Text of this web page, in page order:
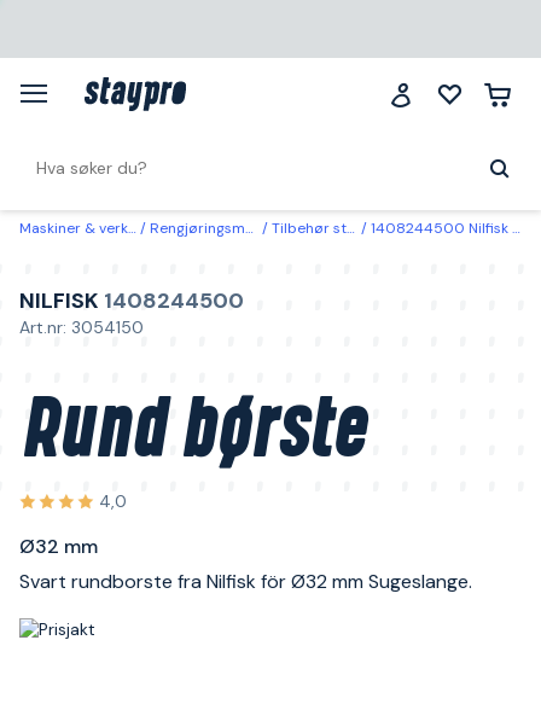
Maskiner & verktøy Rengjøringsmaskiner Tilbehør støvsugere 1408244500 Nilfisk Rund børste Ø32 mm
NILFISK 1408244500
Art.nr: 3054150
Rund børste
4,0
Ø32 mm
Svart rundborste fra Nilfisk för Ø32 mm Sugeslange.